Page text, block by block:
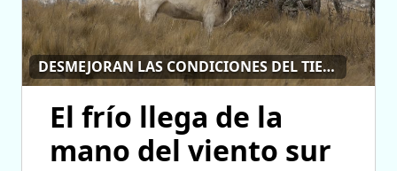
DESMEJORAN LAS CONDICIONES DEL TIEMPO
El frío llega de la
mano del viento sur